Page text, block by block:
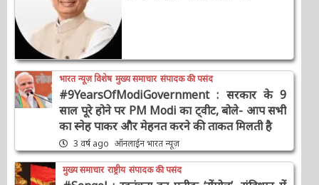
भारत न्यूज़ विशेष मुख्य समाचार संपादक की पसंद
#9YearsOfModiGovernment : सरकार के 9
साल पूरे होने पर PM Modi का ट्वीट, बोले- आप सभी
का स्नेह पाकर और मेहनत करने की ताकत मिलती है
3 वर्ष ago ऑनलाईन भारत न्यूज़
मुख्य समाचार राष्ट्रीय संपादक की पसंद